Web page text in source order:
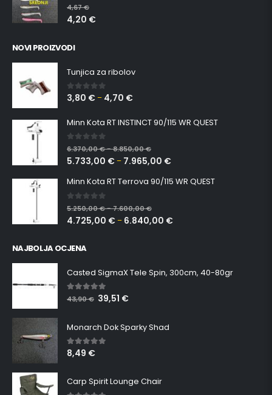
0 out of 5
4,67€
4,20 €
NOVI PROIZVODI
Tunjica za ribolov
0 out of 5
3,80 € – 4,70 €
Minn Kota RT INSTINCT 90/115 WR QUEST
0 out of 5
6.370,00€–8.850,00€
5.733,00 € – 7.965,00 €
Minn Kota RT Terrova 90/115 WR QUEST
0 out of 5
5.250,00€–7.600,00€
4.725,00 € – 6.840,00 €
NAJBOLJA OCJENA
Casted SigmaX Tele Spin, 300cm, 40-80gr
5.00out of 5
43,90€ 39,51 €
Monarch Dok Sparky Shad
5.00 out of 5
8,49 €
Carp Spirit Lounge Chair